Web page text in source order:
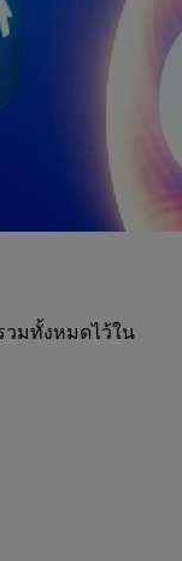
วมทั้งหมดไว้ใน